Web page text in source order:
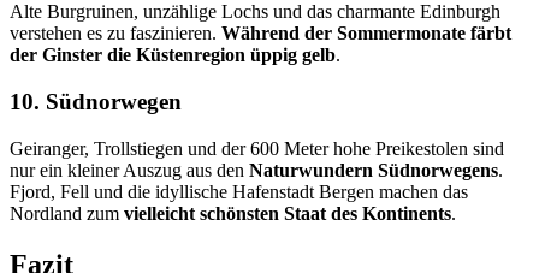
Alte Burgruinen, unzählige Lochs und das charmante Edinburgh
verstehen es zu faszinieren. Während der Sommermonate färbt
der Ginster die Küstenregion üppig gelb.
10. Südnorwegen
Geiranger, Trollstiegen und der 600 Meter hohe Preikestolen sind
nur ein kleiner Auszug aus den Naturwundern Südnorwegens.
Fjord, Fell und die idyllische Hafenstadt Bergen machen das
Nordland zum vielleicht schönsten Staat des Kontinents.
Fazit